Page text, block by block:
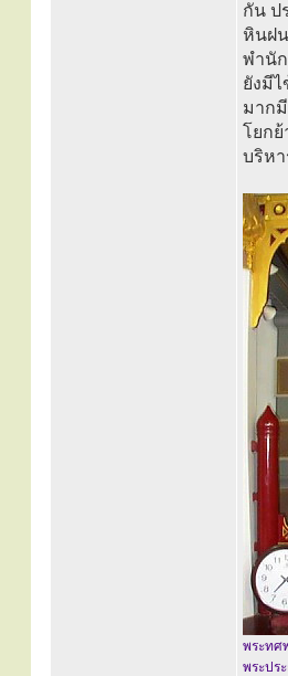
กัน ป
หินฝน
พำนั
ยังมี
มาก
โยก
บริห
พระทศ
พระปร